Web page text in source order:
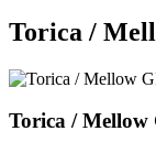
Torica /
Torica / Mellow